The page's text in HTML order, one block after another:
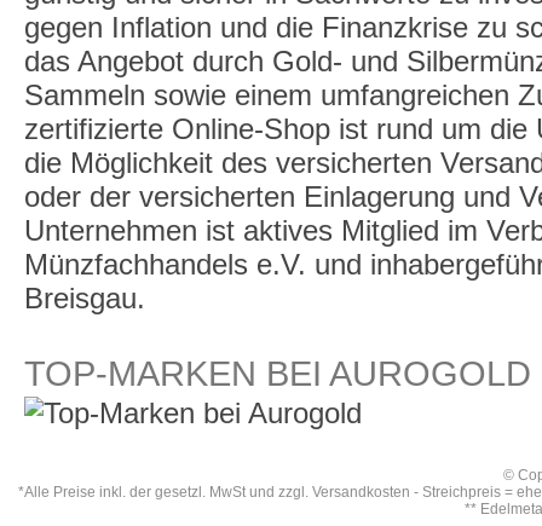
gegen Inflation und die Finanzkrise zu
das Angebot durch Gold- und
Sammeln sowie einem umfangreichen
zertifizierte Online-Shop ist rund um die
die Möglichkeit des versicherten
oder der versicherten Einlagerung und
Unternehmen ist aktives Mitglied im
Münzfachhandels e.V. und
Breisgau.
TOP-MARKEN BEI AUROGOLD
©
*Alle Preise inkl. der gesetzl. MwSt und zzgl.Versandkosten - Streichpreis =
**